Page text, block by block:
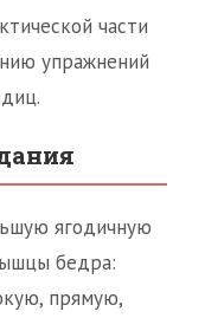
части
упражнений
ягодичную
бедра:
прямую,